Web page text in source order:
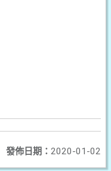
發佈日期： 2020-01-02